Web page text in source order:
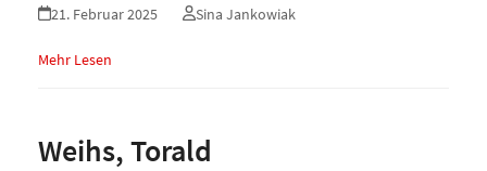
21. Februar 2025 Sina Jankowiak
Mehr Lesen
Weihs, Torald